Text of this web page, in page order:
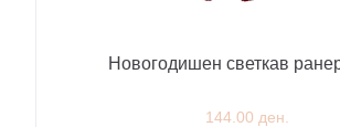
Новогодишен светкав
144.00 ден.